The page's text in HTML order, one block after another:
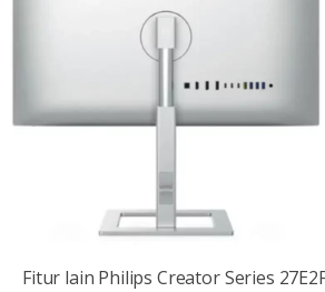
Fitur lain Philips Creator Series